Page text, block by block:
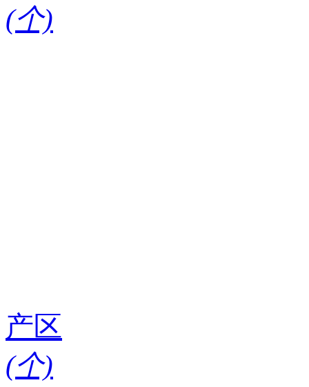
(个)
产区
(个)